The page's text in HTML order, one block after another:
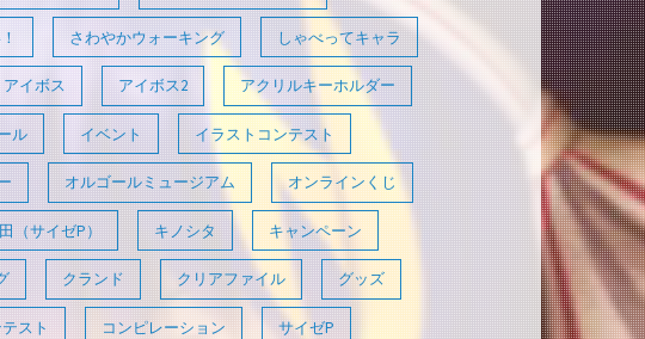
さわやかウォーキング しゃべってキャラ
アイボス アイボス2 アクリルキーホルダー
ル イベント イラストコンテスト
オルゴールミュージアム オンラインくじ
（サイゼP） キノシタ キャンペーン
クランド クリアファイル グッズ
スト コンピレーション サイゼP